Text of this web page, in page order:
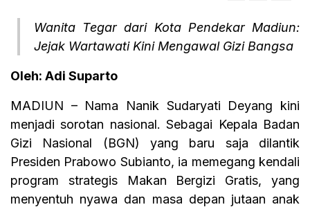
Wanita Tegar dari Kota Pendekar Madiun:
Jejak Wartawati Kini Mengawal Gizi Bangsa
Oleh: Adi Suparto
MADIUN – Nama Nanik Sudaryati Deyang kini
menjadi sorotan nasional. Sebagai Kepala Badan
Gizi Nasional (BGN) yang baru saja dilantik
Presiden Prabowo Subianto, ia memegang kendali
program strategis Makan Bergizi Gratis, yang
menyentuh nyawa dan masa depan jutaan anak